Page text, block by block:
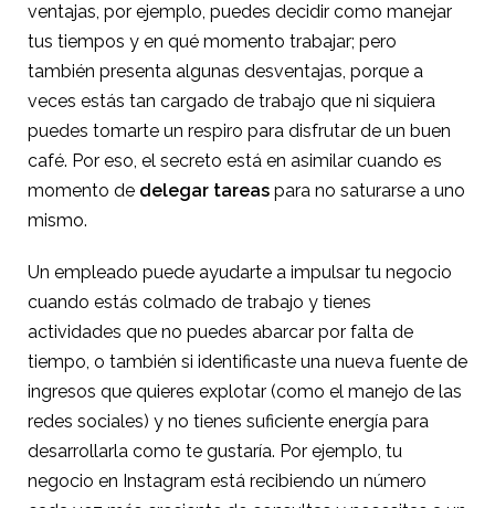
ventajas, por ejemplo, puedes decidir como manejar
tus tiempos y en qué momento trabajar; pero
también presenta algunas desventajas, porque a
veces estás tan cargado de trabajo que ni siquiera
puedes tomarte un respiro para disfrutar de un buen
café. Por eso, el secreto está en asimilar cuando es
momento de delegar tareas para no saturarse a uno
mismo.
Un empleado puede ayudarte a impulsar tu negocio
cuando estás colmado de trabajo y tienes
actividades que no puedes abarcar por falta de
tiempo, o también si identificaste una nueva fuente de
ingresos que quieres explotar (como el manejo de las
redes sociales) y no tienes suficiente energía para
desarrollarla como te gustaría. Por ejemplo, tu
negocio en Instagram está recibiendo un número